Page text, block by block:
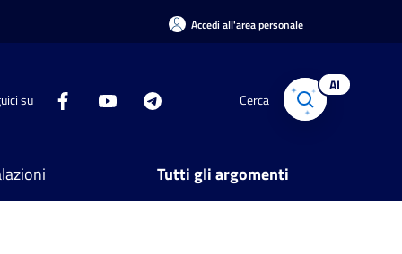
Accedi all'area personale
su Cerca
AI
Tutti gli argomenti